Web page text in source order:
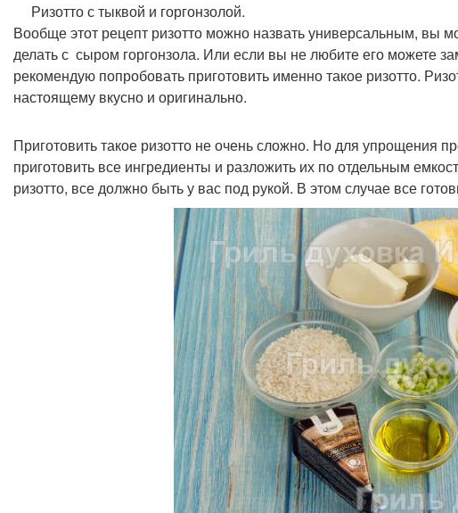
Ризотто с тыквой и горгонзолой.
Вообще этот рецепт ризотто можно назвать универсальным, вы
делать с сыром горгонзола. Или если вы не любите его можете
рекомендую попробовать приготовить именно такое ризотто.
настоящему вкусно и оригинально.
Приготовить такое ризотто не очень сложно. Но для упрощения
приготовить все ингредиенты и разложить их по отдельным
ризотто, все должно быть у вас под рукой. В этом случае все